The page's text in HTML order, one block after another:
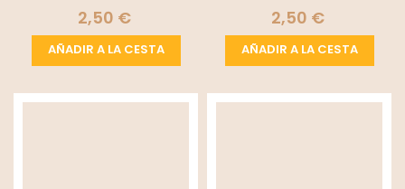
2,50 €
AÑADIR A LA CESTA
2,50 €
AÑADIR A LA CESTA